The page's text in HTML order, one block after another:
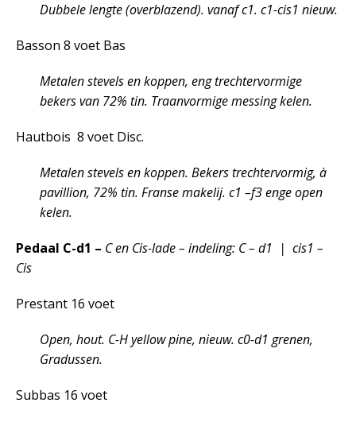
Dubbele lengte (overblazend). vanaf c1. c1-cis1 nieuw.
Basson 8 voet Bas
Metalen stevels en koppen, eng trechtervormige
bekers van 72% tin. Traanvormige messing kelen.
Hautbois 8 voet Disc.
Metalen stevels en koppen. Bekers trechtervormig, à
pavillion, 72% tin. Franse makelij. c1 –f3 enge open
kelen.
Pedaal C-d1 – C en Cis-lade – indeling: C – d1 | cis1 –
Cis
Prestant 16 voet
Open, hout. C-H yellow pine, nieuw. c0-d1 grenen,
Gradussen.
Subbas 16 voet